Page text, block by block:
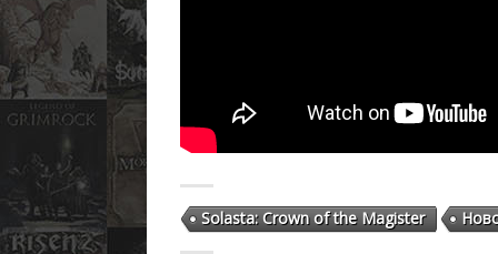
Solasta: Crown of the Magister